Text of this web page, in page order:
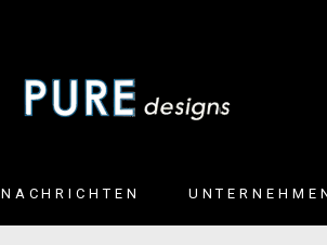
NACHRICHTEN